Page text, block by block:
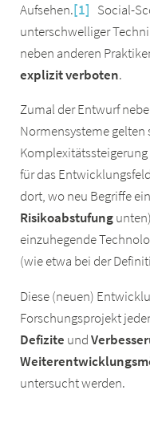
Aufsehen.[1] Social-
unterschwelliger
neben anderen
explizit verboten.
Zumal der Entwurf
Normensysteme gelten
für das
dort, wo neu Begriffe
Risikoabstufung
einzuhegende
(wie etwa bei der
Diese (neuen)
Forschungsprojekt
Defizite und
untersucht werden.